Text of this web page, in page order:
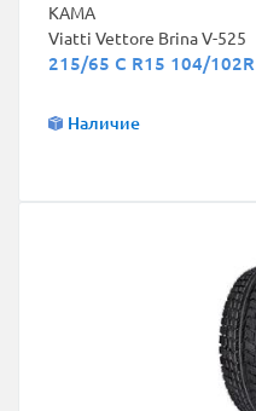
КАМА
Viatti Vettore Brina V-525
215/65 C R15 104/102R
Наличие